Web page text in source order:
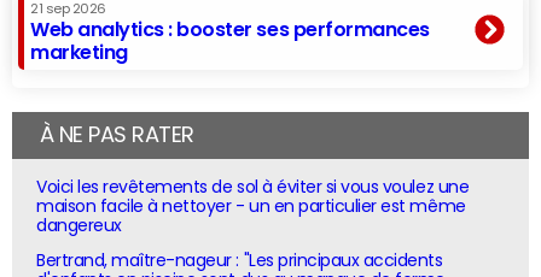
21 sep 2026
Web analytics : booster ses performances
marketing
À NE PAS RATER
Voici les revêtements de sol à éviter si vous voulez une
maison facile à nettoyer - un en particulier est même
dangereux
Bertrand, maître-nageur : "Les principaux accidents